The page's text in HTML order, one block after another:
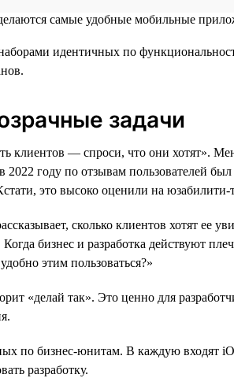
идентичных по
задачи
— спроси, что они хотят».
году по отзывам пользователей
это высоко оценили на юзабилити-
сколько клиентов хотят
бизнес и разработка действуют
этим пользоваться?»
«делай так». Это ценно для
по бизнес-юнитам. В каждую входят
разработку.